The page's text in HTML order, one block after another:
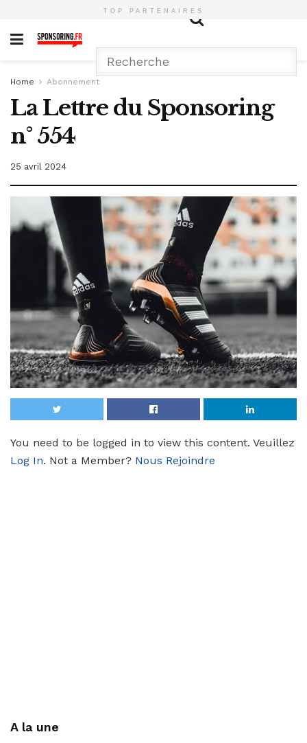
TOP PARTENAIRES
Home Abonnement
La Lettre du Sponsoring
n° 554
25 avril 2024
You need to be logged in to view this content. Veuillez
Log In. Not a Member? Nous Rejoindre
A la une